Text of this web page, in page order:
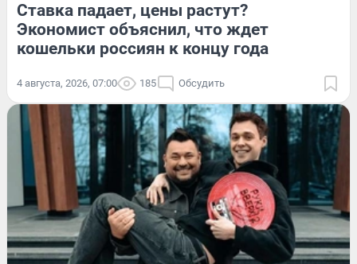
Ставка падает, цены растут?
Экономист объяснил, что ждет
кошельки россиян к концу года
4 августа, 2026, 07:00 185 Обсудить